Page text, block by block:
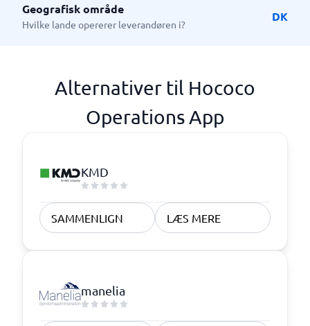
Geografisk område
Hvilke lande opererer leverandøren i?
DK
Alternativer til Hococo
Operations App
KMD
SAMMENLIGN LÆS MERE
manelia